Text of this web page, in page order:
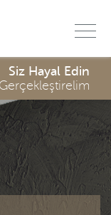
Siz Hayal Edin